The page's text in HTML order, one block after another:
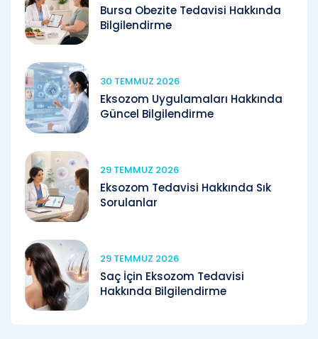
Bursa Obezite Tedavisi Hakkında
Bilgilendirme
30 TEMMUZ 2026
Eksozom Uygulamaları Hakkında
Güncel Bilgilendirme
29 TEMMUZ 2026
Eksozom Tedavisi Hakkında Sık
Sorulanlar
29 TEMMUZ 2026
Saç İçin Eksozom Tedavisi
Hakkında Bilgilendirme